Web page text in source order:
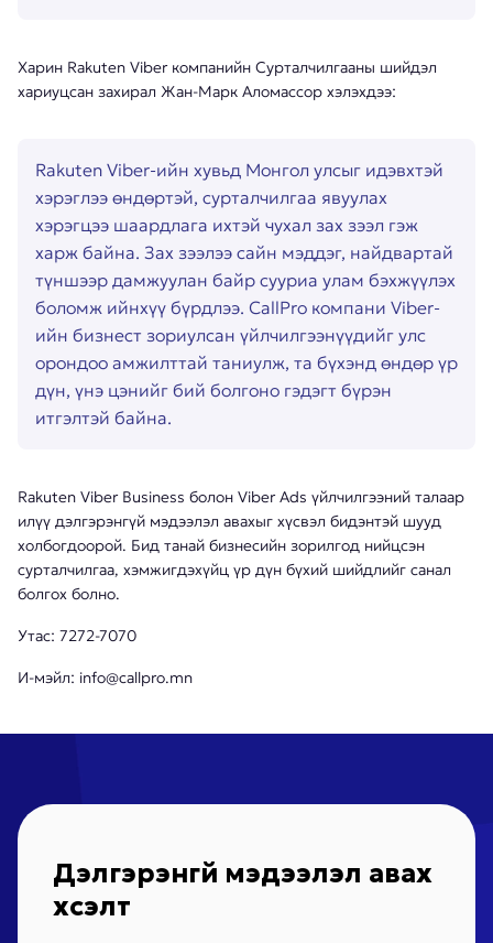
Харин Rakuten Viber компанийн Сурталчилгааны шийдэл
хариуцсан захирал Жан-Марк Аломассор хэлэхдээ:
Rakuten Viber-ийн хувьд Монгол улсыг идэвхтэй
хэрэглээ өндөртэй, сурталчилгаа явуулах
хэрэгцээ шаардлага ихтэй чухал зах зээл гэж
харж байна. Зах зээлээ сайн мэддэг, найдвартай
түншээр дамжуулан байр сууриа улам бэхжүүлэх
боломж ийнхүү бүрдлээ. CallPro компани Viber-
ийн бизнест зориулсан үйлчилгээнүүдийг улс
орондоо амжилттай таниулж, та бүхэнд өндөр үр
дүн, үнэ цэнийг бий болгоно гэдэгт бүрэн
итгэлтэй байна.
Rakuten Viber Business болон Viber Ads үйлчилгээний талаар
илүү дэлгэрэнгүй мэдээлэл авахыг хүсвэл бидэнтэй шууд
холбогдоорой. Бид танай бизнесийн зорилгод нийцсэн
сурталчилгаа, хэмжигдэхүйц үр дүн бүхий шийдлийг санал
болгох болно.
Утас: 7272-7070
И-мэйл: info@callpro.mn